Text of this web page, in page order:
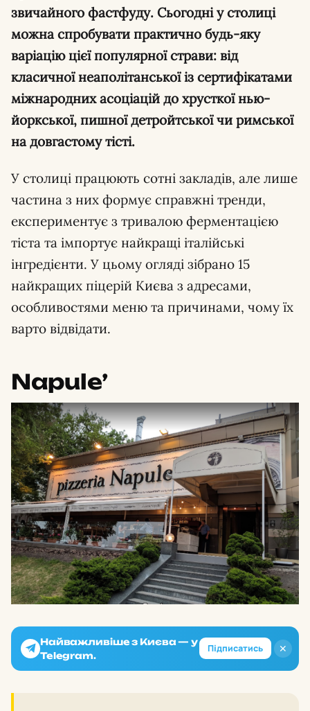
звичайного фастфуду. Сьогодні у столиці
можна спробувати практично будь-яку
варіацію цієї популярної страви: від
класичної неаполітанської із сертифікатами
міжнародних асоціацій до хрусткої нью-
йоркської, пишної детройтської чи римської
на довгастому тісті.
У столиці працюють сотні закладів, але лише
частина з них формує справжні тренди,
експериментує з тривалою ферментацією
тіста та імпортує найкращі італійські
інгредієнти. У цьому огляді зібрано 15
найкращих піцерій Києва з адресами,
особливостями меню та причинами, чому їх
варто відвідати.
Napule’
✕
Найважливіше з Києва — у
Telegram.
Підписатись